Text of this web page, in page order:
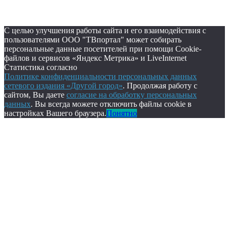
С целью улучшения работы сайта и его взаимодействия с
пользователями ООО "ТВпортал" может собирать
персональные данные посетителей при помощи Cookie-
файлов и сервисов «Яндекс Метрика» и LiveInternet
Статистика согласно
Политике конфиденциальности персональных данных
сетевого издания «Другой город». Продолжая работу с
сайтом, Вы даете согласие на обработку персональных
данных. Вы всегда можете отключить файлы cookie в
настройках Вашего браузера.Понятно